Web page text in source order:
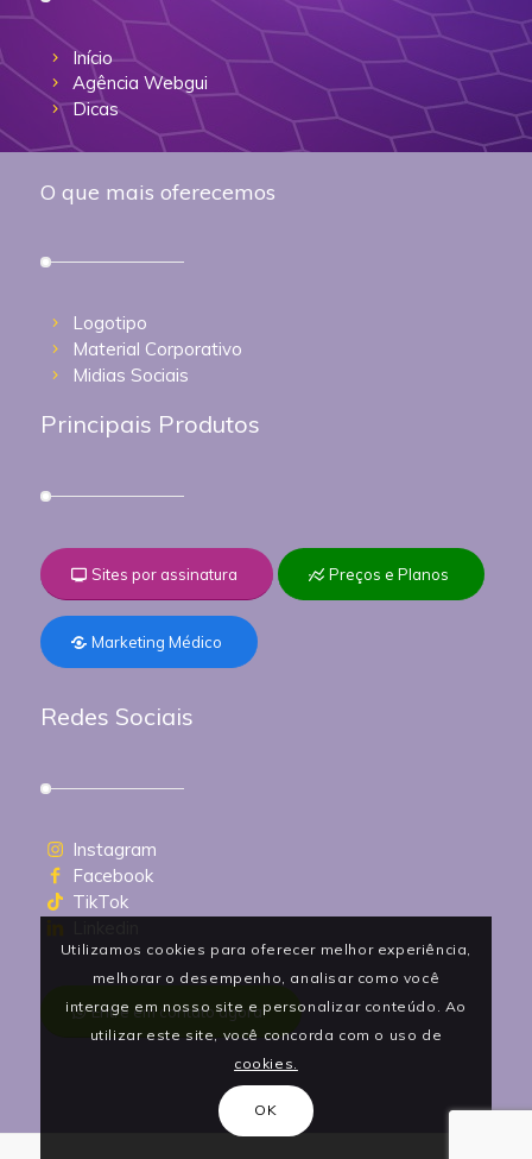
Início
Agência Webgui
Dicas
O que mais oferecemos
Logotipo
Material Corporativo
Midias Sociais
Principais Produtos
Sites por assinatura Preços e Planos
Marketing Médico
Redes Sociais
Instagram
Facebook
TikTok
Entre em contato agora!
Utilizamos cookies para oferecer melhor experiência,
melhorar o desempenho, analisar como você
interage em nosso site e personalizar conteúdo. Ao
utilizar este site, você concorda com o uso de
cookies.
OK